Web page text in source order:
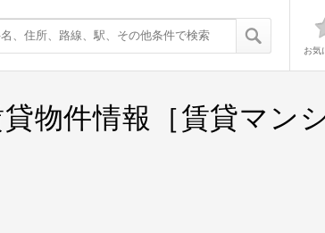
お気
物件情報［賃貸マン